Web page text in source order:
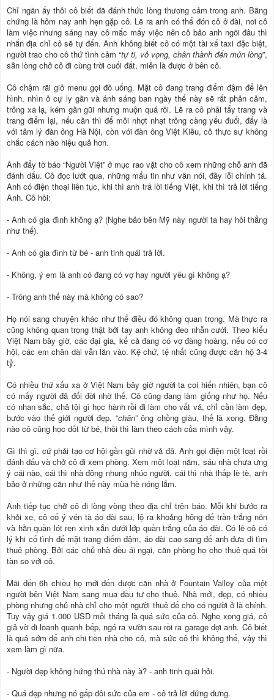
Chỉ ngần ấy thôi cô biết đã đánh thức lòng thương cảm trong anh. Bằng
chứng là hôm nay anh hẹn gặp cô. Lẽ ra anh có thể đón cô ở đài, nơi cô
làm việc nhưng sáng nay cô mắc mấy việc nên cô bảo anh ngồi đâu thì
nhắn địa chỉ cô sẽ tự đến. Anh không biết cô có một tài xế taxi đặc biệt,
người trao cho cô thứ tình cảm “tự ti, vô vọng, chân thành đến mủn lòng”,
sẵn lòng chở cô đi cùng trời cuối đất, miễn là được ở bên cô.
Cô chậm rãi giở menu gọi đồ uống. Mặt cô đang trang điểm đậm để lên
hình, nhìn ở cự ly gần và ánh sáng ban ngày thế này sẽ rất phản cảm,
trông xa lạ, kém gần gũi nhưng muộn quá rồi. Lẽ ra cô phải tẩy trang và
trang điểm lại, nếu cần thì để môi nhợt nhạt trông càng yếu đuối, đấy là
với tâm lý đàn ông Hà Nội, còn với đàn ông Việt Kiều, cô thực sự không
chắc cách nào hiệu quả hơn.
Anh đẩy tờ báo “Người Việt” ở mục rao vặt cho cô xem những chỗ anh đã
đánh dấu. Cô đọc lướt qua, những mẩu tin như văn nói, đầy lỗi chính tả.
Anh có điện thoại liên tục, khi thì anh trả lời tiếng Việt, khi thì trả lời tiếng
Anh. Cô hỏi:
- Anh có gia đình không ạ? (Nghe bảo bên Mỹ này người ta hay hỏi thẳng
như thế).
- Anh có gia đình từ bé - anh tinh quái trả lời.
- Không, ý em là anh có đang có vợ hay người yêu gì không ạ?
- Trông anh thế này mà không có sao?
Họ nói sang chuyện khác như thể điều đó không quan trọng. Mà thực ra
cũng không quan trọng thật bởi tay anh không đeo nhẫn cưới. Theo kiểu
Việt Nam bây giờ, các đại gia, kể cả đang có vợ đàng hoàng, nếu có cơ
hội, các em chân dài vẫn lăn vào. Kệ chứ, tệ nhất cũng được căn hộ 3-4
tỷ.
Có nhiều thứ xấu xa ở Việt Nam bây giờ người ta coi hiển nhiên, bạn cô
có mấy người đã đổi đời nhờ thế. Cô cũng đang làm giống như họ. Nếu
có nhan sắc, chả tội gì học hành rồi đi làm cho vất vả, chỉ cần làm đẹp,
bước vào thế giới người đẹp, “chăn” ông chồng giàu, thế là xong. Đằng
nào cô cũng học dốt từ bé, thôi thì làm theo cách của mình vậy.
Gì thì gì, cứ phải tạo cơ hội gần gũi nhờ vả đã. Anh gọi điện một loạt rồi
đánh dấu và chở cô đi xem phòng. Xem một loạt năm, sáu nhà chưa ưng
ý cái nào, cái thì nhà đông nhung nhúc người, cái thì nhà thấp lè tè, anh
bảo ở những căn như thế này mùa hè nóng lắm.
Anh tiếp tục chở cô đi lòng vòng theo địa chỉ trên báo. Mỗi khi bước ra
khỏi xe, cô cố ý vén tà áo dài sau, lộ ra khoảng hông để trần trắng nõn
và hằn quần lót ren xinh xắn dưới lớp quần trắng của áo dài. Có lẽ cô có
lý khi cố tình để mặt trang điểm đậm, áo dài cao sang để anh đưa đi tìm
thuê phòng. Bởi các chủ nhà đều ái ngại, căn phòng họ cho thuê quá tồi
tàn so với cô.
Mãi đến 6h chiều họ mới đến được căn nhà ở Fountain Valley của một
người bên Việt Nam sang mua đầu tư cho thuê. Nhà mới, đẹp, có nhiều
phòng nhưng chủ nhà chỉ cho một người thuê để cho có người ở là chính.
Tuy vậy giá 1.000 USD mỗi tháng là quá sức của cô. Nghe xong giá, cô
giả vờ đi loanh quanh bếp, ngó ra vườn sau rồi ra garage đợi anh. Cô biết
là quá sớm để anh chi tiền nhà cho cô, mà sức cô thì không thể, vậy thì
xem làm gì nữa.
- Người đẹp không hứng thú nhà này à? - anh tinh quái hỏi.
- Quá đẹp nhưng nó gấp đôi sức của em - cô trả lời dửng dưng.